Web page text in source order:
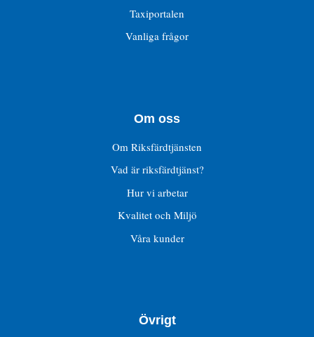
Taxiportalen
Vanliga frågor
Om oss
Om Riksfärdtjänsten
Vad är riksfärdtjänst?
Hur vi arbetar
Kvalitet och Miljö
Våra kunder
Övrigt